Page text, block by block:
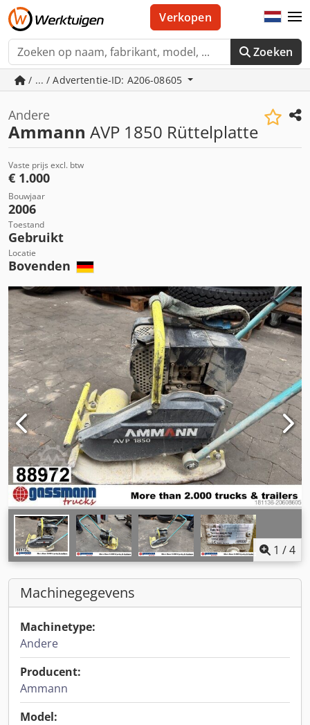
Zoeken
Verkopen
/ ... / Advertentie-ID: A206-08605
Andere
Ammann AVP 1850 Rüttelplatte
Vaste prijs excl. btw
€ 1.000
Bouwjaar
2006
Toestand
Gebruikt
Locatie
Bovenden
1 /4
Machinegegevens
Machinetype:
Andere
Producent:
Ammann
Model: